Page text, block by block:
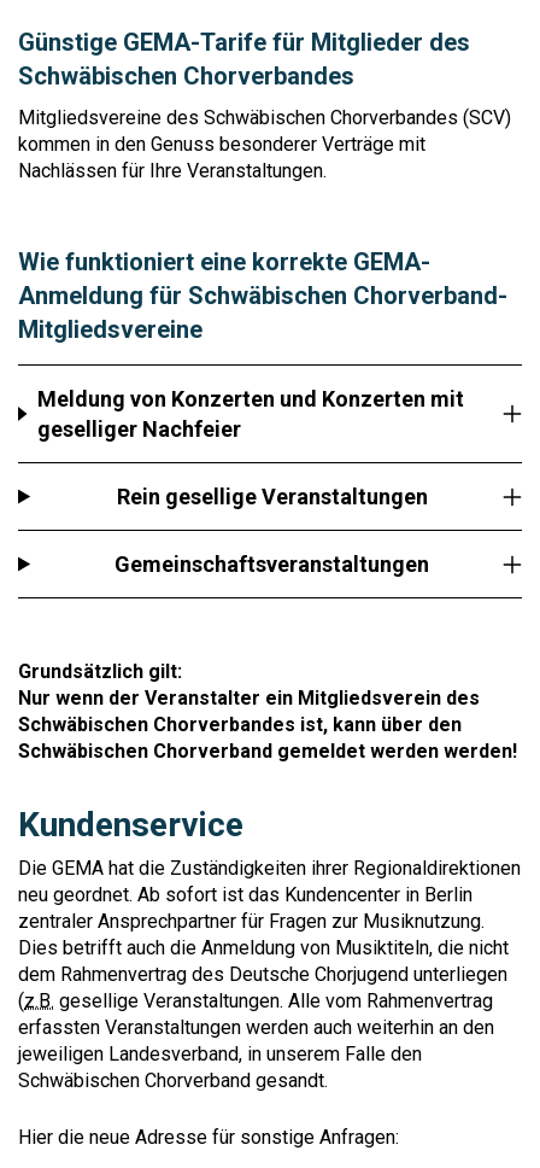
Günstige GEMA-Tarife für Mitglieder des
Schwäbischen Chorverbandes
Mitgliedsvereine des Schwäbischen Chorverbandes (SCV)
kommen in den Genuss besonderer Verträge mit
Nachlässen für Ihre Veranstaltungen.
Wie funktioniert eine korrekte GEMA-
Anmeldung für Schwäbischen Chorverband-
Mitgliedsvereine
Meldung von Konzerten und Konzerten mit
geselliger Nachfeier
Rein gesellige Veranstaltungen
Gemeinschaftsveranstaltungen
Grundsätzlich gilt:
Nur wenn der Veranstalter ein Mitgliedsverein des
Schwäbischen Chorverbandes ist, kann über den
Schwäbischen Chorverband gemeldet werden werden!
Kundenservice
Die GEMA hat die Zuständigkeiten ihrer Regionaldirektionen
neu geordnet. Ab sofort ist das Kundencenter in Berlin
zentraler Ansprechpartner für Fragen zur Musiknutzung.
Dies betrifft auch die Anmeldung von Musiktiteln, die nicht
dem Rahmenvertrag des Deutsche Chorjugend unterliegen
(z.B. gesellige Veranstaltungen. Alle vom Rahmenvertrag
erfassten Veranstaltungen werden auch weiterhin an den
jeweiligen Landesverband, in unserem Falle den
Schwäbischen Chorverband gesandt.
Hier die neue Adresse für sonstige Anfragen: